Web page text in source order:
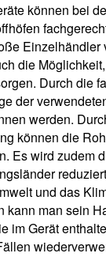
können bei
Einzelhändler
die
Durch die
der
werden.
können die
Es wird zudem
und das
kann man sein
im Gerät